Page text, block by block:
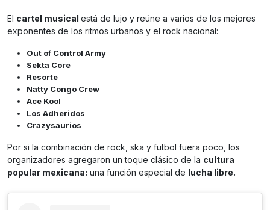
El cartel musical está de lujo y reúne a varios de los mejores
exponentes de los ritmos urbanos y el rock nacional:
Out of Control Army
Sekta Core
Resorte
Natty Congo Crew
Ace Kool
Los Adheridos
Crazysaurios
Por si la combinación de rock, ska y futbol fuera poco, los
organizadores agregaron un toque clásico de la cultura
popular mexicana: una función especial de lucha libre.